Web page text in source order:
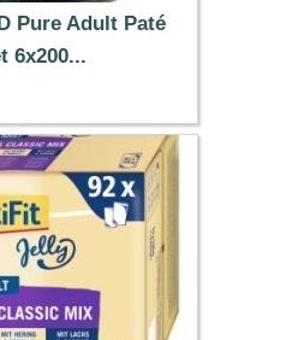
Pure Adult Paté
6x200...
€